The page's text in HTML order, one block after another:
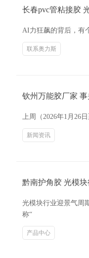
长春pvc管粘接胶
AI力狂飙的背后，有
联系奥力斯
钦州万能胶厂家
上周（2026年1月26
新闻资讯
黔南护角胶 光模
光模块行业迎景气周
称“
产品中心